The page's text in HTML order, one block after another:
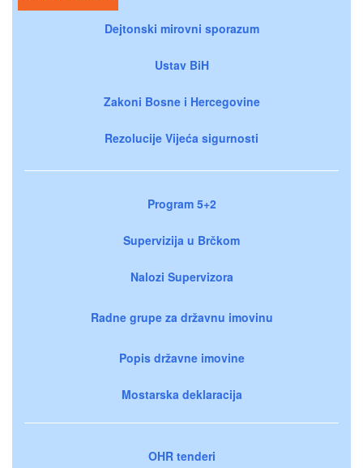
Dejtonski mirovni sporazum
Ustav BiH
Zakoni Bosne i Hercegovine
Rezolucije Vijeća sigurnosti
Program 5+2
Supervizija u Brčkom
Nalozi Supervizora
Radne grupe za državnu imovinu
Popis državne imovine
Mostarska deklaracija
OHR tenderi